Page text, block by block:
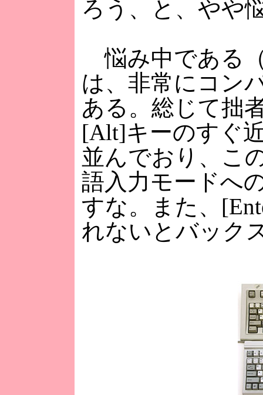
ろう、と、やや
悩み中である
は、非常にコン
ある。総じて拙
[Alt]キーのすぐ
並んでおり、こ
語入力モードへ
すな。また、
れないとバック